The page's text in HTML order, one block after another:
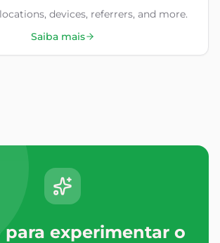
devices, referrers, and more.
Saiba mais
para experimentar o